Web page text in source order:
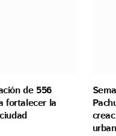
de 556
fortalecer la